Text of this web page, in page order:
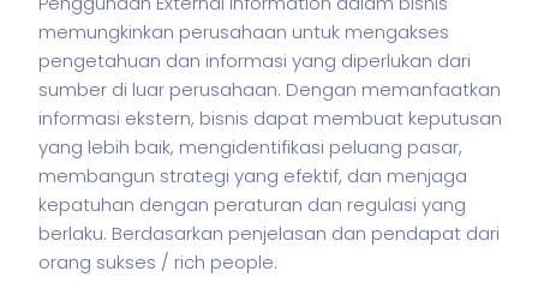
memungkinkan perusahaan untuk mengakses
pengetahuan dan informasi yang diperlukan dari
sumber di luar perusahaan. Dengan memanfaatkan
informasi ekstern, bisnis dapat membuat keputusan
yang lebih baik, mengidentifikasi peluang pasar,
membangun strategi yang efektif, dan menjaga
kepatuhan dengan peraturan dan regulasi yang
berlaku. Berdasarkan penjelasan dan pendapat dari
orang sukses / rich people.